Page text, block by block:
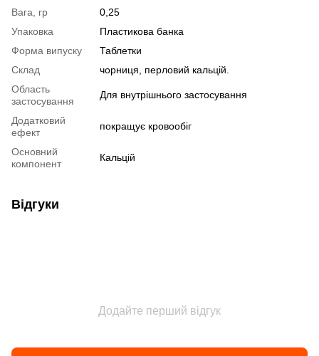
Вага, гр
0,25
Упаковка
Пластикова банка
Форма випуску
Таблетки
Склад
чорниця, перловий кальцій.
Область
застосування
Для внутрішнього застосування
Додатковий
ефект
покращує кровообіг
Основний
компонент
Кальцій
Відгуки
Додайте перший відгук